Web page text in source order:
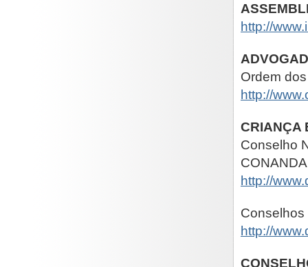
http://
Ordem
http://
CRIANÇA
Conselho
CONANDA
http://
http://